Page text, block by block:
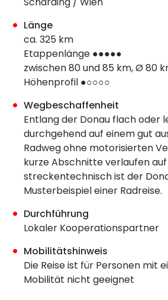
Länge
ca. 325 km
Etappenlänge ●●●●●
zwischen 80 und 85 km, Ø 80
Höhenprofil ●○○○○
Wegbeschaffenheit
Entlang der Donau flach oder
durchgehend auf einem gut
Radweg ohne motorisierten
kurze Abschnitte verlaufen
streckentechnisch ist der
Musterbeispiel einer Radreise.
Durchführung
Lokaler Kooperationspartner
Mobilitätshinweis
Die Reise ist für Personen mit
Mobilität nicht geeignet